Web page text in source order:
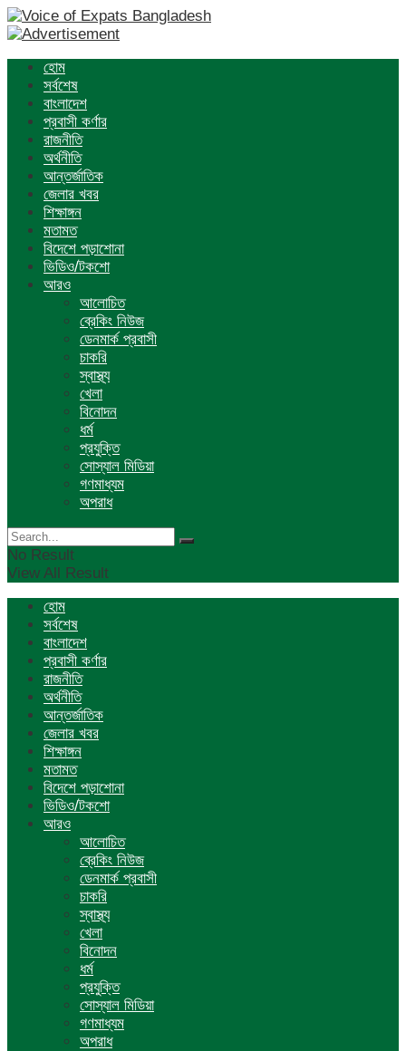
হোম
সর্বশেষ
বাংলাদেশ
প্রবাসী কর্ণার
রাজনীতি
অর্থনীতি
আন্তর্জাতিক
জেলার খবর
শিক্ষাঙ্গন
মতামত
বিদেশে পড়াশোনা
ভিডিও/টকশো
আরও
আলোচিত
ব্রেকিং নিউজ
ডেনমার্ক প্রবাসী
চাকরি
স্বাস্থ্য
খেলা
বিনোদন
ধর্ম
প্রযুক্তি
সোস্যাল মিডিয়া
গণমাধ্যম
অপরাধ
No Result
View All Result
হোম
সর্বশেষ
বাংলাদেশ
প্রবাসী কর্ণার
রাজনীতি
অর্থনীতি
আন্তর্জাতিক
জেলার খবর
শিক্ষাঙ্গন
মতামত
বিদেশে পড়াশোনা
ভিডিও/টকশো
আরও
আলোচিত
ব্রেকিং নিউজ
ডেনমার্ক প্রবাসী
চাকরি
স্বাস্থ্য
খেলা
বিনোদন
ধর্ম
প্রযুক্তি
সোস্যাল মিডিয়া
গণমাধ্যম
অপরাধ